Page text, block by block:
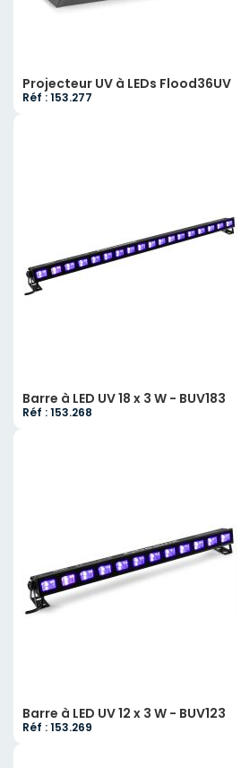
Projecteur UV à LEDs Flood36UV
Réf : 153.277
Barre à LED UV 18 x 3 W - BUV183
Réf : 153.268
Barre à LED UV 12 x 3 W - BUV123
Réf : 153.269